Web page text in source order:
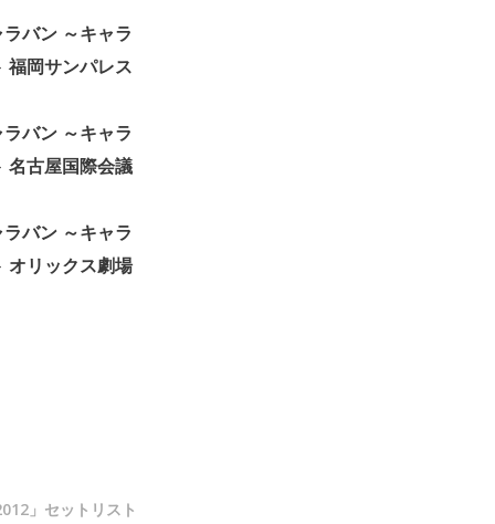
バン ～キャラ
福岡サンパレス
バン ～キャラ
名古屋国際会議
バン ～キャラ
オリックス劇場
」セットリスト